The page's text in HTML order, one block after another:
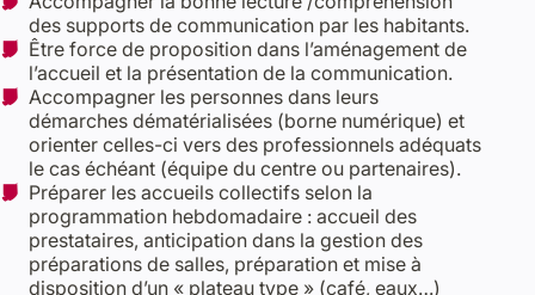
des supports de communication par les habitants.
Être force de proposition dans l’aménagement de
l’accueil et la présentation de la communication.
Accompagner les personnes dans leurs
démarches dématérialisées (borne numérique) et
orienter celles-ci vers des professionnels adéquats
le cas échéant (équipe du centre ou partenaires).
Préparer les accueils collectifs selon la
programmation hebdomadaire : accueil des
prestataires, anticipation dans la gestion des
préparations de salles, préparation et mise à
disposition d’un « plateau type » (café, eaux…)